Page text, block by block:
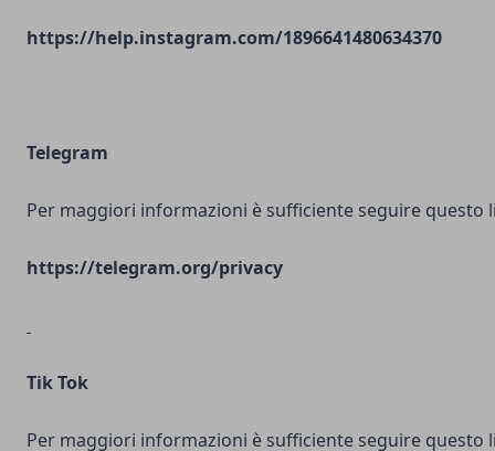
https://help.instagram.com/1896641480634370
Telegram
Per maggiori informazioni è sufficiente seguire questo
https://telegram.org/privacy
Tik Tok
Per maggiori informazioni è sufficiente seguire questo